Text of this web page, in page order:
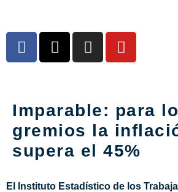
Imparable: para
gremios la
supera el 45%
El Instituto Estadístico de los